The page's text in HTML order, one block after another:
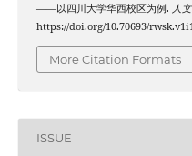
——以四川大学华西校区为例. 人
https://doi.org/10.70693/
More Citation Formats
ISSUE